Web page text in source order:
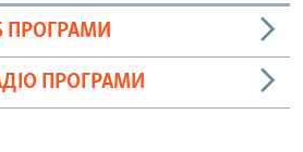
ПРОГРАМИ
ПРОГРАМИ